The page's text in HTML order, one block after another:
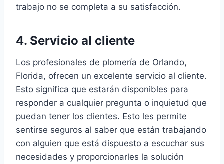
trabajo no se completa a su satisfacción.
4. Servicio al cliente
Los profesionales de plomería de Orlando,
Florida, ofrecen un excelente servicio al cliente.
Esto significa que estarán disponibles para
responder a cualquier pregunta o inquietud que
puedan tener los clientes. Esto les permite
sentirse seguros al saber que están trabajando
con alguien que está dispuesto a escuchar sus
necesidades y proporcionarles la solución